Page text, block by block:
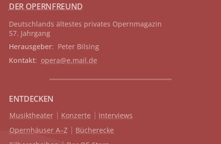
DER OPERNFREUND
Deutschlands ältestes privates Opernmagazin
57. Jahrgang
Herausgeber: Peter Bilsing
Kontakt: opera@e.mail.de
ENTDECKEN
Musiktheater Konzerte
Interviews
Opernhäuser A–Z
Bücherecke